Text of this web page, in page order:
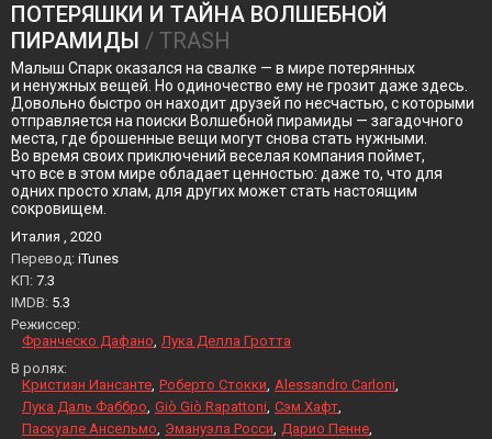
ПОТЕРЯШКИ И ТАЙНА ВОЛШЕБНОЙ
ПИРАМИДЫ / TRASH
Малыш Спарк оказался на свалке — в мире потерянных
и ненужных вещей. Но одиночество ему не грозит даже здесь.
Довольно быстро он находит друзей по несчастью, с которыми
отправляется на поиски Волшебной пирамиды — загадочного
места, где брошенные вещи могут снова стать нужными.
Во время своих приключений веселая компания поймет,
что все в этом мире обладает ценностью: даже то, что для
одних просто хлам, для других может стать настоящим
сокровищем.
Италия , 2020
Перевод: iTunes
KП: 7.3
IMDB: 5.3
Режиссер:
Франческо Дафано Лука Делла Гротта
В ролях:
Кристиан Иансанте Роберто Стокки Alessandro Carloni
Лука Даль Фаббро Giò Giò Rapattoni Сэм Хафт
Паскуале Ансельмо Эмануэла Росси Дарио Пенне